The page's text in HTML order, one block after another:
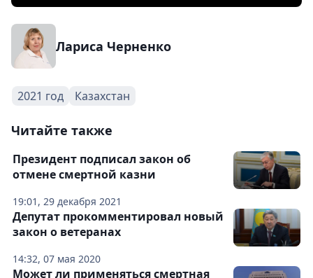
Лариса Черненко
2021 год Казахстан
Читайте также
19:01, 29 декабря 2021
Президент подписал закон об
отмене смертной казни
14:32, 07 мая 2020
Депутат прокомментировал новый
закон о ветеранах
Может ли применяться смертная